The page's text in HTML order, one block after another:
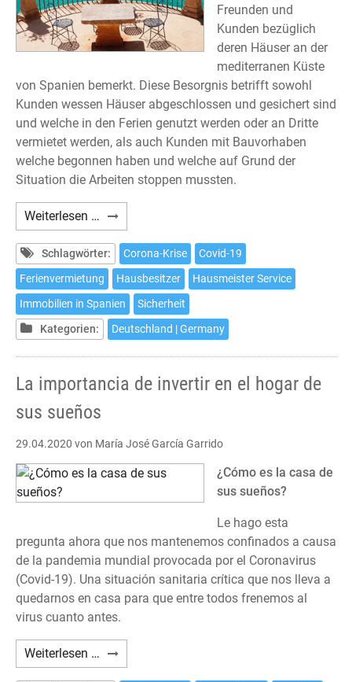
Freunden und
Kunden bezüglich
deren Häuser an der
mediterranen Küste
von Spanien bemerkt. Diese Besorgnis betrifft sowohl
Kunden wessen Häuser abgeschlossen und gesichert sind
und welche in den Ferien genutzt werden oder an Dritte
vermietet werden, als auch Kunden mit Bauvorhaben
welche begonnen haben und welche auf Grund der
Situation die Arbeiten stoppen mussten.
Weiterlesen … Unser
Haus
in
Spanien
in
Zeiten
der
Schlagwörter: Corona-Krise
Covid-19
Ferienvermietung
Hausbesitzer
Hausmeister Service
Immobilien in Spanien
Sicherheit
Kategorien:
Deutschland | Germany
La importancia de invertir en el hogar de
sus sueños
29.04.2020 von María José García Garrido
¿Cómo es la casa de
sus sueños?
Le hago esta
pregunta ahora que nos mantenemos confinados a causa
de la pandemia mundial provocada por el Coronavirus
(Covid-19). Una situación sanitaria crítica que nos lleva a
quedarnos en casa para que entre todos frenemos al
virus cuanto antes.
Weiterlesen … La
importancia